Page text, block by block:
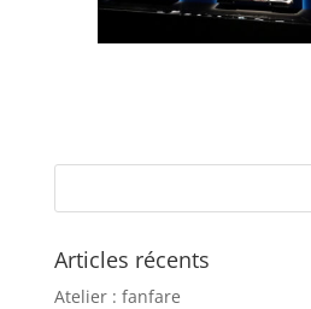
Articles récents
Atelier : fanfare